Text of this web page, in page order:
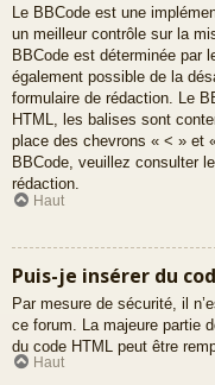
Le BBCode est une
un meilleur contrôle sur la
BBCode est déterminée par
également possible de la
formulaire de rédaction. Le
HTML, les balises sont
place des chevrons « < » et
BBCode, veuillez consulter
rédaction.
Haut
Puis-je insérer du
Par mesure de sécurité, il
ce forum. La majeure partie
du code HTML peut être
Haut